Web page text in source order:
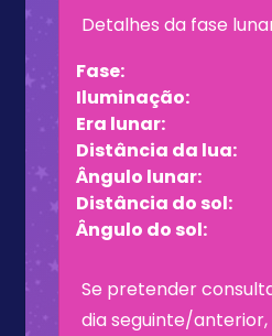
Detalhes da fase
Fase:
Iluminação:
Era lunar:
Distância da lua:
Ângulo lunar:
Distância do sol:
Ângulo do sol:
Se pretender
dia seguinte/